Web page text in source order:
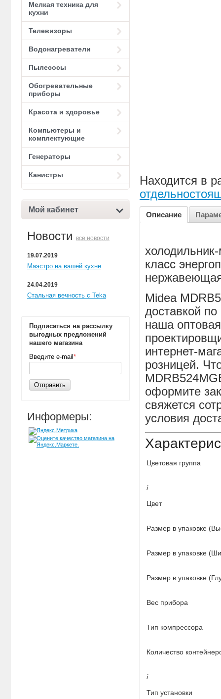
Мелкая техника для
кухни
Телевизоры
Водонагреватели
Пылесосы
Обогревательные
приборы
Красота и здоровье
Компьютеры и
комплектующие
Генераторы
Канистры
Мой кабинет
Новости все новости
19.07.2019
Маэстро на вашей кухне
24.04.2019
Стальная вечность с Teka
Подписаться на рассылку
выгодных предложений
нашего магазина
Введите e-mail *
Отправить
Информеры:
Находится в
Описание
класс
Midea
доставкой
наша
интернет-
розницей.
оформите
свяжется
условия
Цветовая группа
i
Цвет
Размер в упаковке
Размер в упаковке
Размер в упаковке
Вес прибора
Тип компрессора
Количество
i
Тип установки